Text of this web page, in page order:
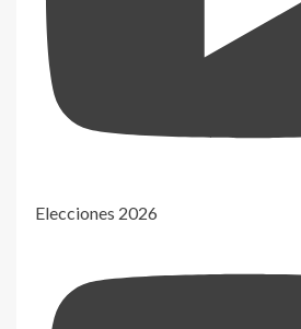
Elecciones 2026